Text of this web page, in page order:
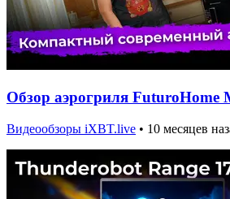
Обзор аэрогриля FuturoHome
Видеообзоры iXBT.live • 10 месяцев